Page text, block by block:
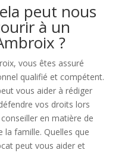
peut nous
à un
?
vous êtes assuré
qualifié et compétent.
vous aider à rédiger
vos droits lors
en matière de
famille. Quelles que
peut vous aider et